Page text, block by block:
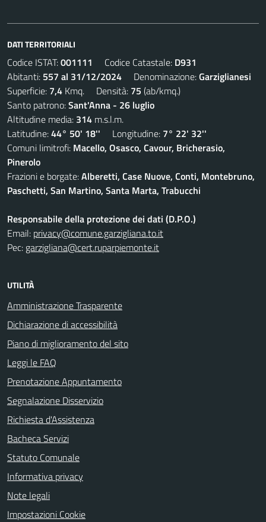
DATI TERRITORIALI
Codice ISTAT:001111 Codice Catastale: D931
Abitanti: 557 al 31/12/2024 Denominazione:Garziglianesi
Superficie: 7,4 Kmq. Densità: 75 (ab/kmq.)
Santo patrono:Sant'Anna - 26 luglio
Altitudine media: 314 m.s.l.m.
Latitudine:44° 50' 18'' Longitudine: 7° 22' 32''
Comuni limitrofi: Macello, Osasco, Cavour, Bricherasio,
Pinerolo
Frazioni e borgate:Alberetti, Case Nuove, Conti, Montebruno,
Paschetti, San Martino, Santa Marta, Trabucchi
Responsabile della protezione dei dati (D.P.O.)
Email: privacy@comune.garzigliana.to.it
Pec: garzigliana@cert.ruparpiemonte.it
UTILITÀ
Amministrazione Trasparente
Dichiarazione di accessibilità
Piano di miglioramento del sito
Leggi le FAQ
Prenotazione Appuntamento
Segnalazione Disservizio
Richiesta d'Assistenza
Bacheca Servizi
Statuto Comunale
Informativa privacy
Note legali
Impostazioni Cookie